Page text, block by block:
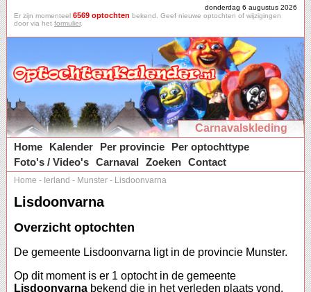
donderdag 6 augustus 2026
Er zijn momenteel 6569 optochten bekend. Geef nieuwe optochten of wijzigingen
door via het formulier.
Carnavalskleding
Home
Kalender Per provincie
Per optochttype
Foto's / Video's Carnaval Zoeken Contact
Home - Ierland - Munster - Lisdoonvarna
Lisdoonvarna
Overzicht optochten
De gemeente Lisdoonvarna ligt in de provincie Munster.
Op dit moment is er 1 optocht in de gemeente
Lisdoonvarna bekend die in het verleden plaats vond.